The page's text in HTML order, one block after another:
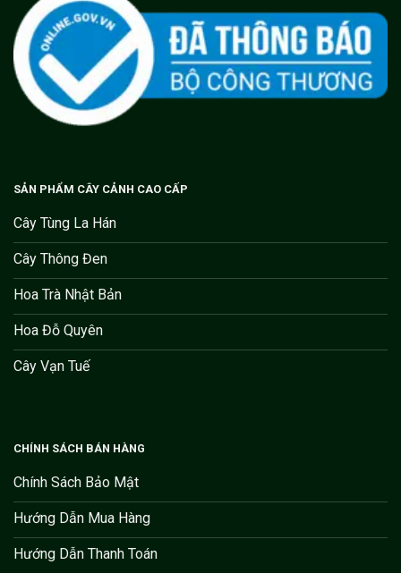
SẢN PHẨM CÂY CẢNH CAO CẤP
Cây Tùng La Hán
Cây Thông Đen
Hoa Trà Nhật Bản
Hoa Đỗ Quyên
Cây Vạn Tuế
CHÍNH SÁCH BÁN HÀNG
Chính Sách Bảo Mật
Hướng Dẫn Mua Hàng
Hướng Dẫn Thanh Toán